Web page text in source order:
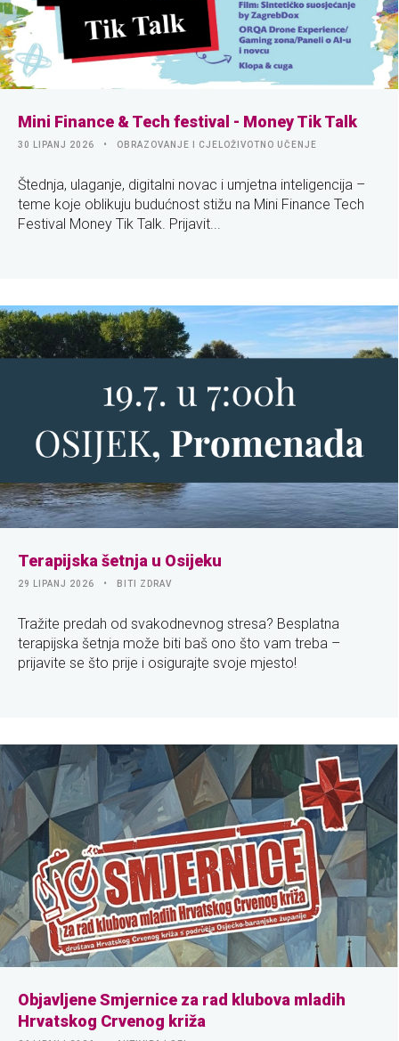
Mini Finance & Tech festival - Money Tik Talk
30 LIPANJ 2026 OBRAZOVANJE I CJELOŽIVOTNO UČENJE
Štednja, ulaganje, digitalni novac i umjetna inteligencija –
teme koje oblikuju budućnost stižu na Mini Finance Tech
Festival Money Tik Talk. Prijavit...
Terapijska šetnja u Osijeku
29 LIPANJ 2026 BITI ZDRAV
Tražite predah od svakodnevnog stresa? Besplatna
terapijska šetnja može biti baš ono što vam treba –
prijavite se što prije i osigurajte svoje mjesto!
Objavljene Smjernice za rad klubova mladih
Hrvatskog Crvenog križa